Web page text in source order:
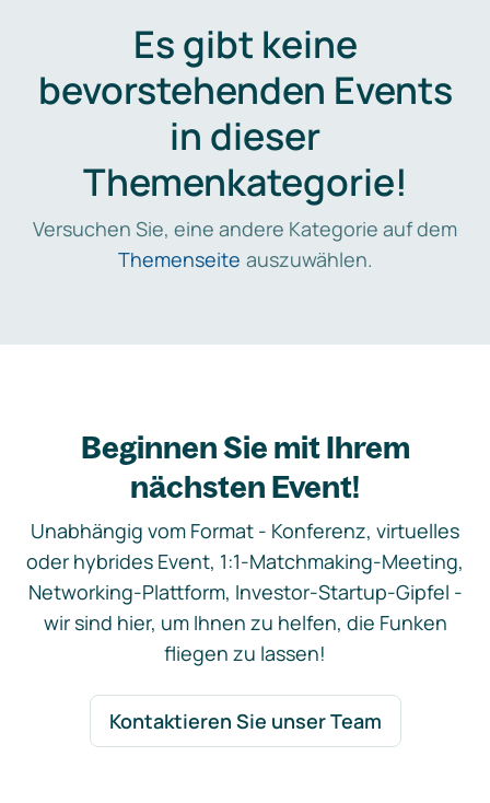
Es gibt keine
bevorstehenden Events
in dieser
Themenkategorie!
Versuchen Sie, eine andere Kategorie auf dem
Themenseite auszuwählen.
Beginnen Sie mit Ihrem
nächsten Event!
Unabhängig vom Format - Konferenz, virtuelles
oder hybrides Event, 1:1-Matchmaking-Meeting,
Networking-Plattform, Investor-Startup-Gipfel -
wir sind hier, um Ihnen zu helfen, die Funken
fliegen zu lassen!
Kontaktieren Sie unser Team